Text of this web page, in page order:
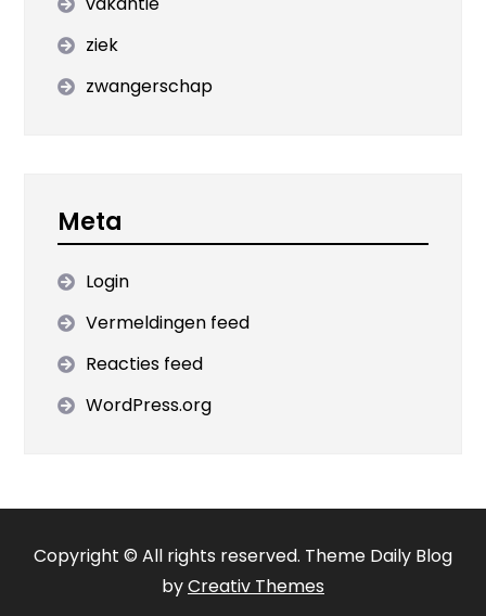
ziek
zwangerschap
Meta
Login
Vermeldingen feed
Reacties feed
WordPress.org
Copyright © All rights reserved. Theme Daily Blog
byCreativ Themes